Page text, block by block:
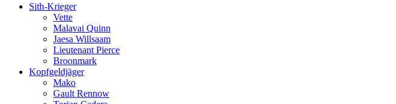
Sith-Krieger
Vette
Malavai Quinn
Jaesa Willsaam
Lieutenant Pierce
Broonmark
Kopfgeldjäger
Mako
Gault Rennow